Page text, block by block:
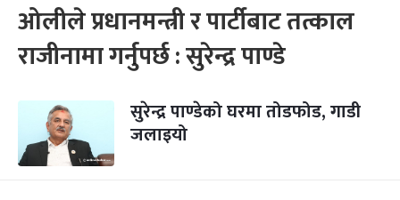
ओलीले प्रधानमन्त्री र पार्टीबाट तत्काल
राजीनामा गर्नुपर्छ : सुरेन्द्र पाण्डे
सुरेन्द्र पाण्डेको घरमा तोडफोड, गाडी
जलाइयो